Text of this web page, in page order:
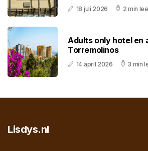
18 juli 2026 2 min
Adults only hotel en
Torremolinos
14 april 2026 3 min
Lisdys.nl